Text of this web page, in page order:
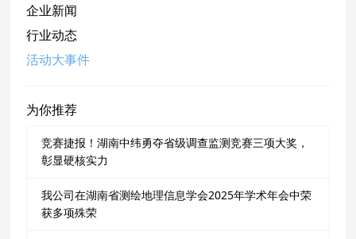
企业新闻
行业动态
活动大事件
为你推荐
竞赛捷报！湖南中纬勇夺省级调查监测竞赛三项大奖，
彰显硬核实力
我公司在湖南省测绘地理信息学会2025年学术年会中荣
获多项殊荣